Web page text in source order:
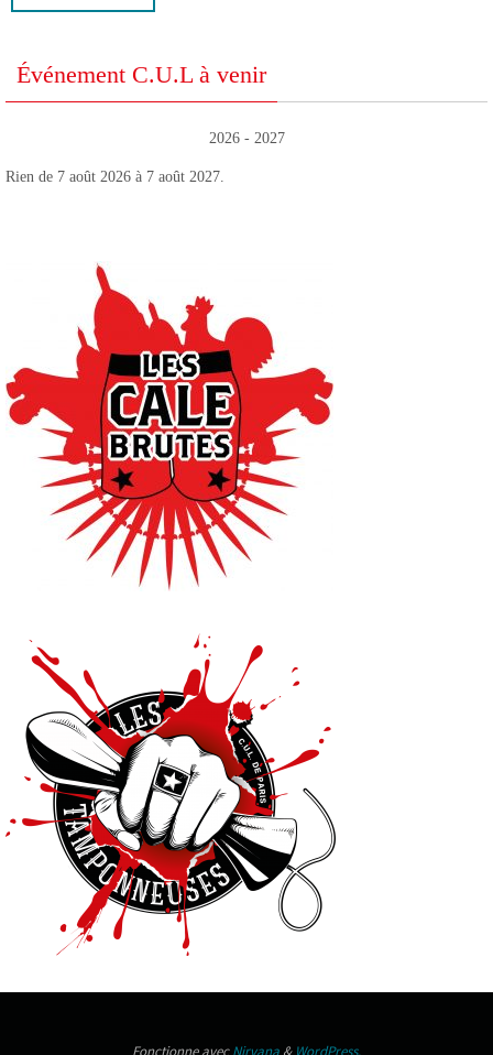
Événement C.U.L à venir
2026 - 2027
Rien de 7 août 2026 à 7 août 2027.
Fonctionne avecNirvana & WordPress.